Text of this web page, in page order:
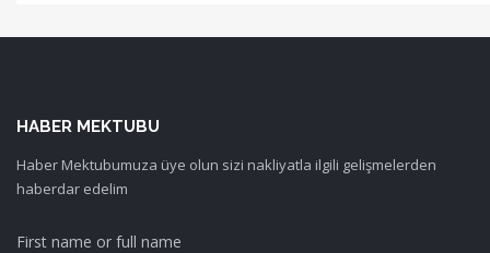
HABER MEKTUBU
Haber Mektubumuza üye olun sizi nakliyatla ilgili gelişmelerden
haberdar edelim
First name or full name